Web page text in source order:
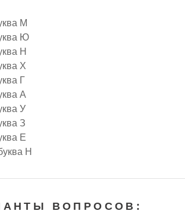
М
Ю
Н
Х
Г
А
У
З
Е
Н
ВОПРОСОВ: